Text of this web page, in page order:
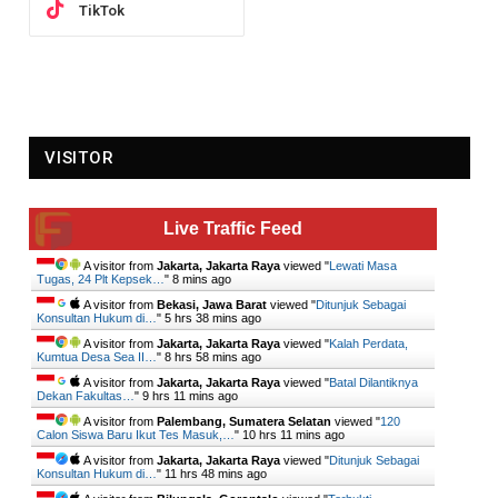
TikTok
VISITOR
Live Traffic Feed
A visitor from Jakarta, Jakarta Raya viewed " Lewati Masa
Tugas, 24 Plt Kepsek… " 8 mins ago
A visitor from Bekasi, Jawa Barat viewed "Ditunjuk Sebagai
Konsultan Hukum di… " 5 hrs 38 mins ago
A visitor from Jakarta, Jakarta Raya viewed "Kalah Perdata,
Kumtua Desa Sea II… " 8 hrs 58 mins ago
A visitor from Jakarta, Jakarta Raya viewed "Batal Dilantiknya
Dekan Fakultas… " 9 hrs 11 mins ago
A visitor from Palembang, Sumatera Selatan viewed "120
Calon Siswa Baru Ikut Tes Masuk,… " 10 hrs 11 mins ago
A visitor from Jakarta, Jakarta Raya viewed "Ditunjuk Sebagai
Konsultan Hukum di… " 11 hrs 48 mins ago